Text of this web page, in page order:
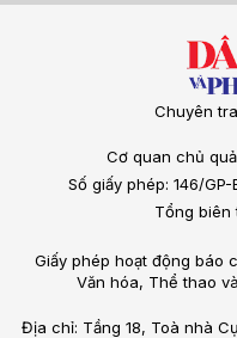
Chuyên
Cơ quan chủ
Số giấy phép: 146/
Tổng biên
Giấy phép hoạt động báo
Văn hóa, Thể thao
Địa chỉ: Tầng 18, Toà nhà